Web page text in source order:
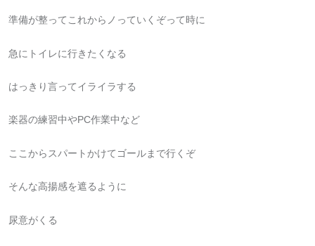
準備が整ってこれからノっていくぞって時に
急にトイレに行きたくなる
はっきり言ってイライラする
楽器の練習中やPC作業中など
ここからスパートかけてゴールまで行くぞ
そんな高揚感を遮るように
尿意がくる